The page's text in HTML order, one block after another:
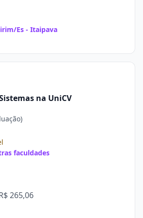
Es - Itaipava
na UniCV
faculdades
265,06